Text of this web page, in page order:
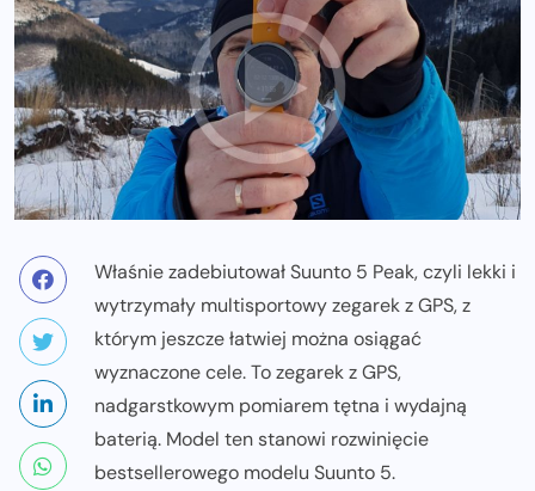
Właśnie zadebiutował Suunto 5 Peak, czyli lekki i
wytrzymały multisportowy zegarek z GPS, z
którym jeszcze łatwiej można osiągać
wyznaczone cele. To zegarek z GPS,
nadgarstkowym pomiarem tętna i wydajną
baterią. Model ten stanowi rozwinięcie
bestsellerowego modelu Suunto 5.